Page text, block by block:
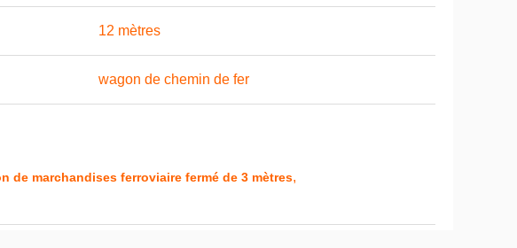
12 mètres
wagon de chemin de fer
de marchandises ferroviaire fermé de 3 mètres,